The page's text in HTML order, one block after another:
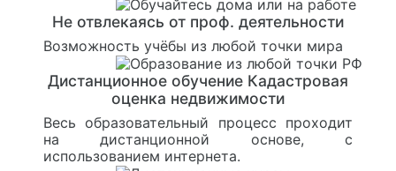
Не отвлекаясь от проф. деятельности
Возможность учёбы из любой точки мира
Дистанционное обучение Кадастровая
оценка недвижимости
Весь образовательный процесс проходит
на дистанционной основе, с
использованием интернета.